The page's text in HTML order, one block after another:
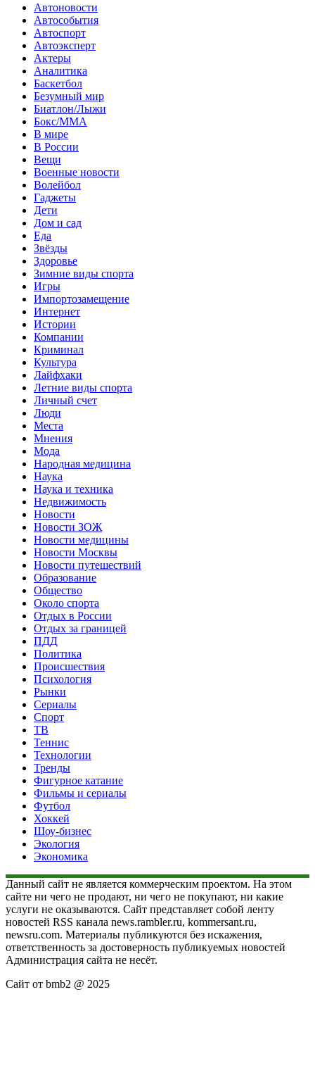
Автоновости
Автособытия
Автоспорт
Автоэксперт
Актеры
Аналитика
Баскетбол
Безумный мир
Биатлон/Лыжи
Бокс/MMA
В мире
В России
Вещи
Военные новости
Волейбол
Гаджеты
Дети
Дом и сад
Еда
Звёзды
Здоровье
Зимние виды спорта
Игры
Импортозамещение
Интернет
Истории
Компании
Криминал
Культура
Лайфхаки
Летние виды спорта
Личный счет
Люди
Места
Мнения
Мода
Народная медицина
Наука
Наука и техника
Недвижимость
Новости
Новости ЗОЖ
Новости медицины
Новости Москвы
Новости путешествий
Образование
Общество
Около спорта
Отдых в России
Отдых за границей
ПДД
Политика
Происшествия
Психология
Рынки
Сериалы
Спорт
ТВ
Теннис
Технологии
Тренды
Фигурное катание
Фильмы и сериалы
Футбол
Хоккей
Шоу-бизнес
Экология
Экономика
Данный сайт не является коммерческим проектом. На этом
сайте ни чего не продают, ни чего не покупают, ни какие
услуги не оказываются. Сайт представляет собой ленту
новостей RSS канала news.rambler.ru, kommersant.ru,
newsru.com. Материалы публикуются без искажения,
ответственность за достоверность публикуемых новостей
Администрация сайта не несёт.
Сайт от bmb2 @ 2025